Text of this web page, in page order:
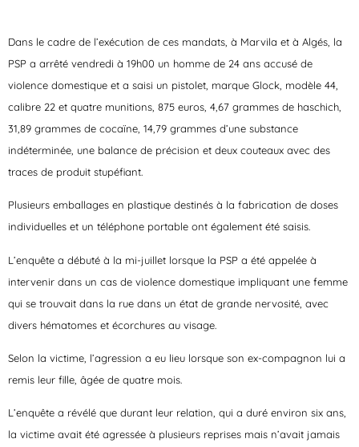
Dans le cadre de l’exécution de ces mandats, à Marvila et à Algés, la
PSP a arrêté vendredi à 19h00 un homme de 24 ans accusé de
violence domestique et a saisi un pistolet, marque Glock, modèle 44,
calibre 22 et quatre munitions, 875 euros, 4,67 grammes de haschich,
31,89 grammes de cocaïne, 14,79 grammes d’une substance
indéterminée, une balance de précision et deux couteaux avec des
traces de produit stupéfiant.
Plusieurs emballages en plastique destinés à la fabrication de doses
individuelles et un téléphone portable ont également été saisis.
L’enquête a débuté à la mi-juillet lorsque la PSP a été appelée à
intervenir dans un cas de violence domestique impliquant une femme
qui se trouvait dans la rue dans un état de grande nervosité, avec
divers hématomes et écorchures au visage.
Selon la victime, l’agression a eu lieu lorsque son ex-compagnon lui a
remis leur fille, âgée de quatre mois.
L’enquête a révélé que durant leur relation, qui a duré environ six ans,
la victime avait été agressée à plusieurs reprises mais n’avait jamais